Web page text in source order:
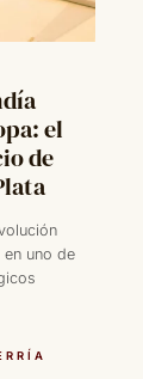
el
de
en uno de